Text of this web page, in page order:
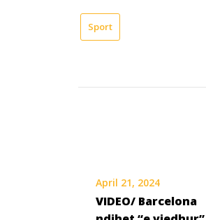
Sport
April 21, 2024
VIDEO/ Barcelona